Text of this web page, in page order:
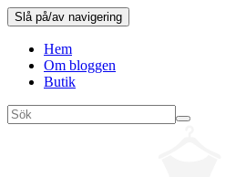
Slå på/av navigering
Hem
Om bloggen
Butik